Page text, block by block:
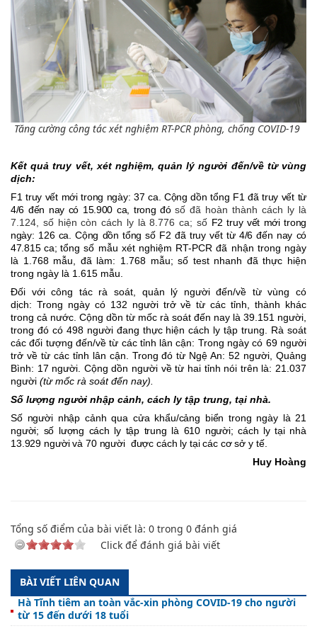
Tăng cường công tác xét nghiệm RT-PCR phòng, chống COVID-19
Kết quả truy vết, xét nghiệm, quản lý người đến/về từ vùng
dịch:
F1 truy vết mới trong ngày: 37 ca. Cộng dồn tổng F1 đã truy vết từ
4/6 đến nay có 15.900 ca, trong đósố đã hoàn thành cách ly là
7.124 , số hiện còn cách ly là8.776 ca; số F2 truy vết mới trong
ngày: 1 26 ca. Cộng dồn tổng số F2 đã truy vết từ 4/6 đến nay có
47.815 ca; tổng số mẫu xét nghiệm RT-PCR đã nhận trong ngày
là 1.768 mẫu, đã làm: 1.768 mẫu; số test nhanh đã thực hiện
trong ngày là 1. 615 mẫu.
Đối với công tác rà soát, quản lý người đến/về từ vùng có
dịch: Trong ngày có 132 người trở về từ các tỉnh, thành khác
trong cả nước. Cộng dồn từ mốc rà soát đến nay là 39.151 người,
trong đó có 498 người đang thực hiện cách ly tập trung. Rà soát
các đối tượng đến/về từ các tỉnh lân cận: Trong ngày có 69 người
trở về từ các tỉnh lân cận. Trong đó từ Ngệ An: 52 người, Quảng
Bình: 17 người. Cộng dồn người về từ hai tỉnh nói trên là: 21.037
người (từ mốc rà soát đến nay).
Số lượng người nhập cảnh, cách ly tập trung, tại nhà.
Số người nhập cảnh qua cửa khẩu/cảng biển trong ngày là 21
người; số lượng cách ly tập trung là 610 người; cách ly tại nhà
13. 929 người và 70 người được cách ly tại các cơ sở y tế.
Huy Hoàng
Tổng số điểm của bài viết là: 0 trong 0 đánh giá
Click để đánh giá bài viết
BÀI VIẾT LIÊN QUAN
Hà Tĩnh tiêm an toàn vắc-xin phòng COVID-19 cho người
từ 15 đến dưới 18 tuổi